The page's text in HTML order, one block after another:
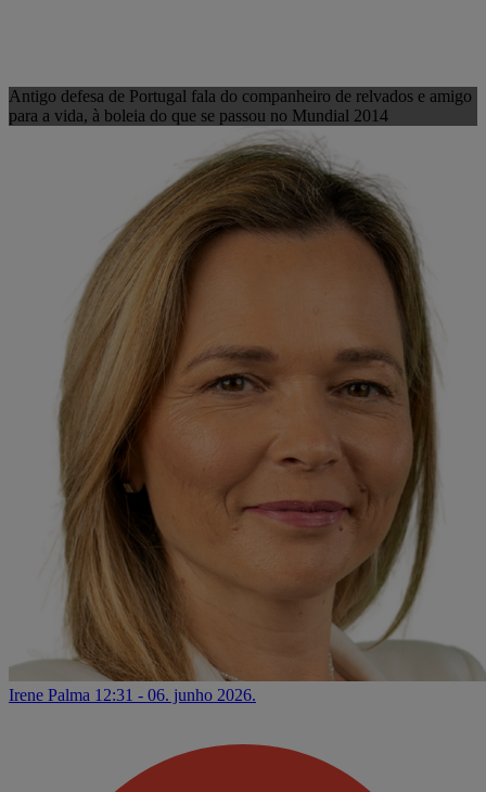
Antigo defesa de Portugal fala do companheiro de relvados e amigo
para a vida, à boleia do que se passou no Mundial 2014
Irene Palma 12:31 - 06. junho 2026.